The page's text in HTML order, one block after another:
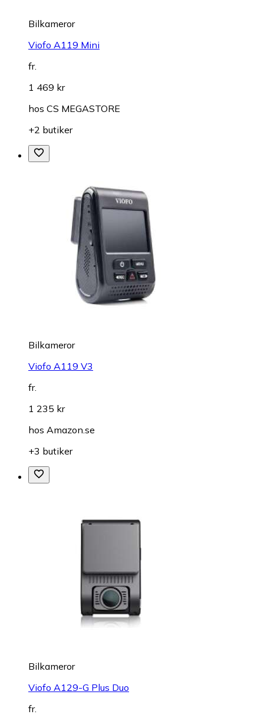
Bilkameror
Viofo A119 Mini
fr.
1 469 kr
hos CS MEGASTORE
+2 butiker
Bilkameror
Viofo A119 V3
fr.
1 235 kr
hos Amazon.se
+3 butiker
Bilkameror
Viofo A129-G Plus Duo
fr.